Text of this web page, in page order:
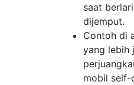
saat
dijemput.
Contoh di
yang lebih
mobil self-